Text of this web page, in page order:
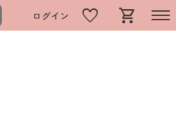
ログイン favorite shopping_cart